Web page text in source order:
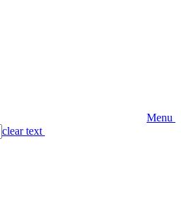
Menu
clear text